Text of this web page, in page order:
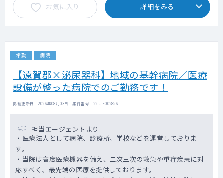
お気に入り 詳細をみる
常勤 病院
【遠賀郡×泌尿器科】地域の基幹病院／医療
設備が整った病院でのご勤務です！
掲載更新日 : 2026年08月03日 案件番号 : 22-JF002856
担当エージェントより
・医療法人として病院、診療所、学校などを運営しておりま
す。
・当院は高度医療機器を備え、二次三次の救急や重症疾患に対
応すべく、最先端の医療を提供しております。